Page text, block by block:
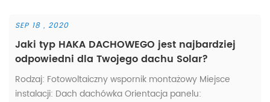
SEP 18 , 2020
Jaki typ HAKA DACHOWEGO jest najbardziej
odpowiedni dla Twojego dachu Solar?
Rodzaj: Fotowoltaiczny wspornik montażowy Miejsce
instalacji: Dach dachówka Orientacja panelu: